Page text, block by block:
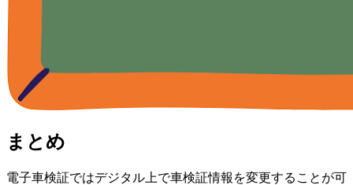
まとめ
電子車検証ではデジタル上で車検証情報を変更することが可